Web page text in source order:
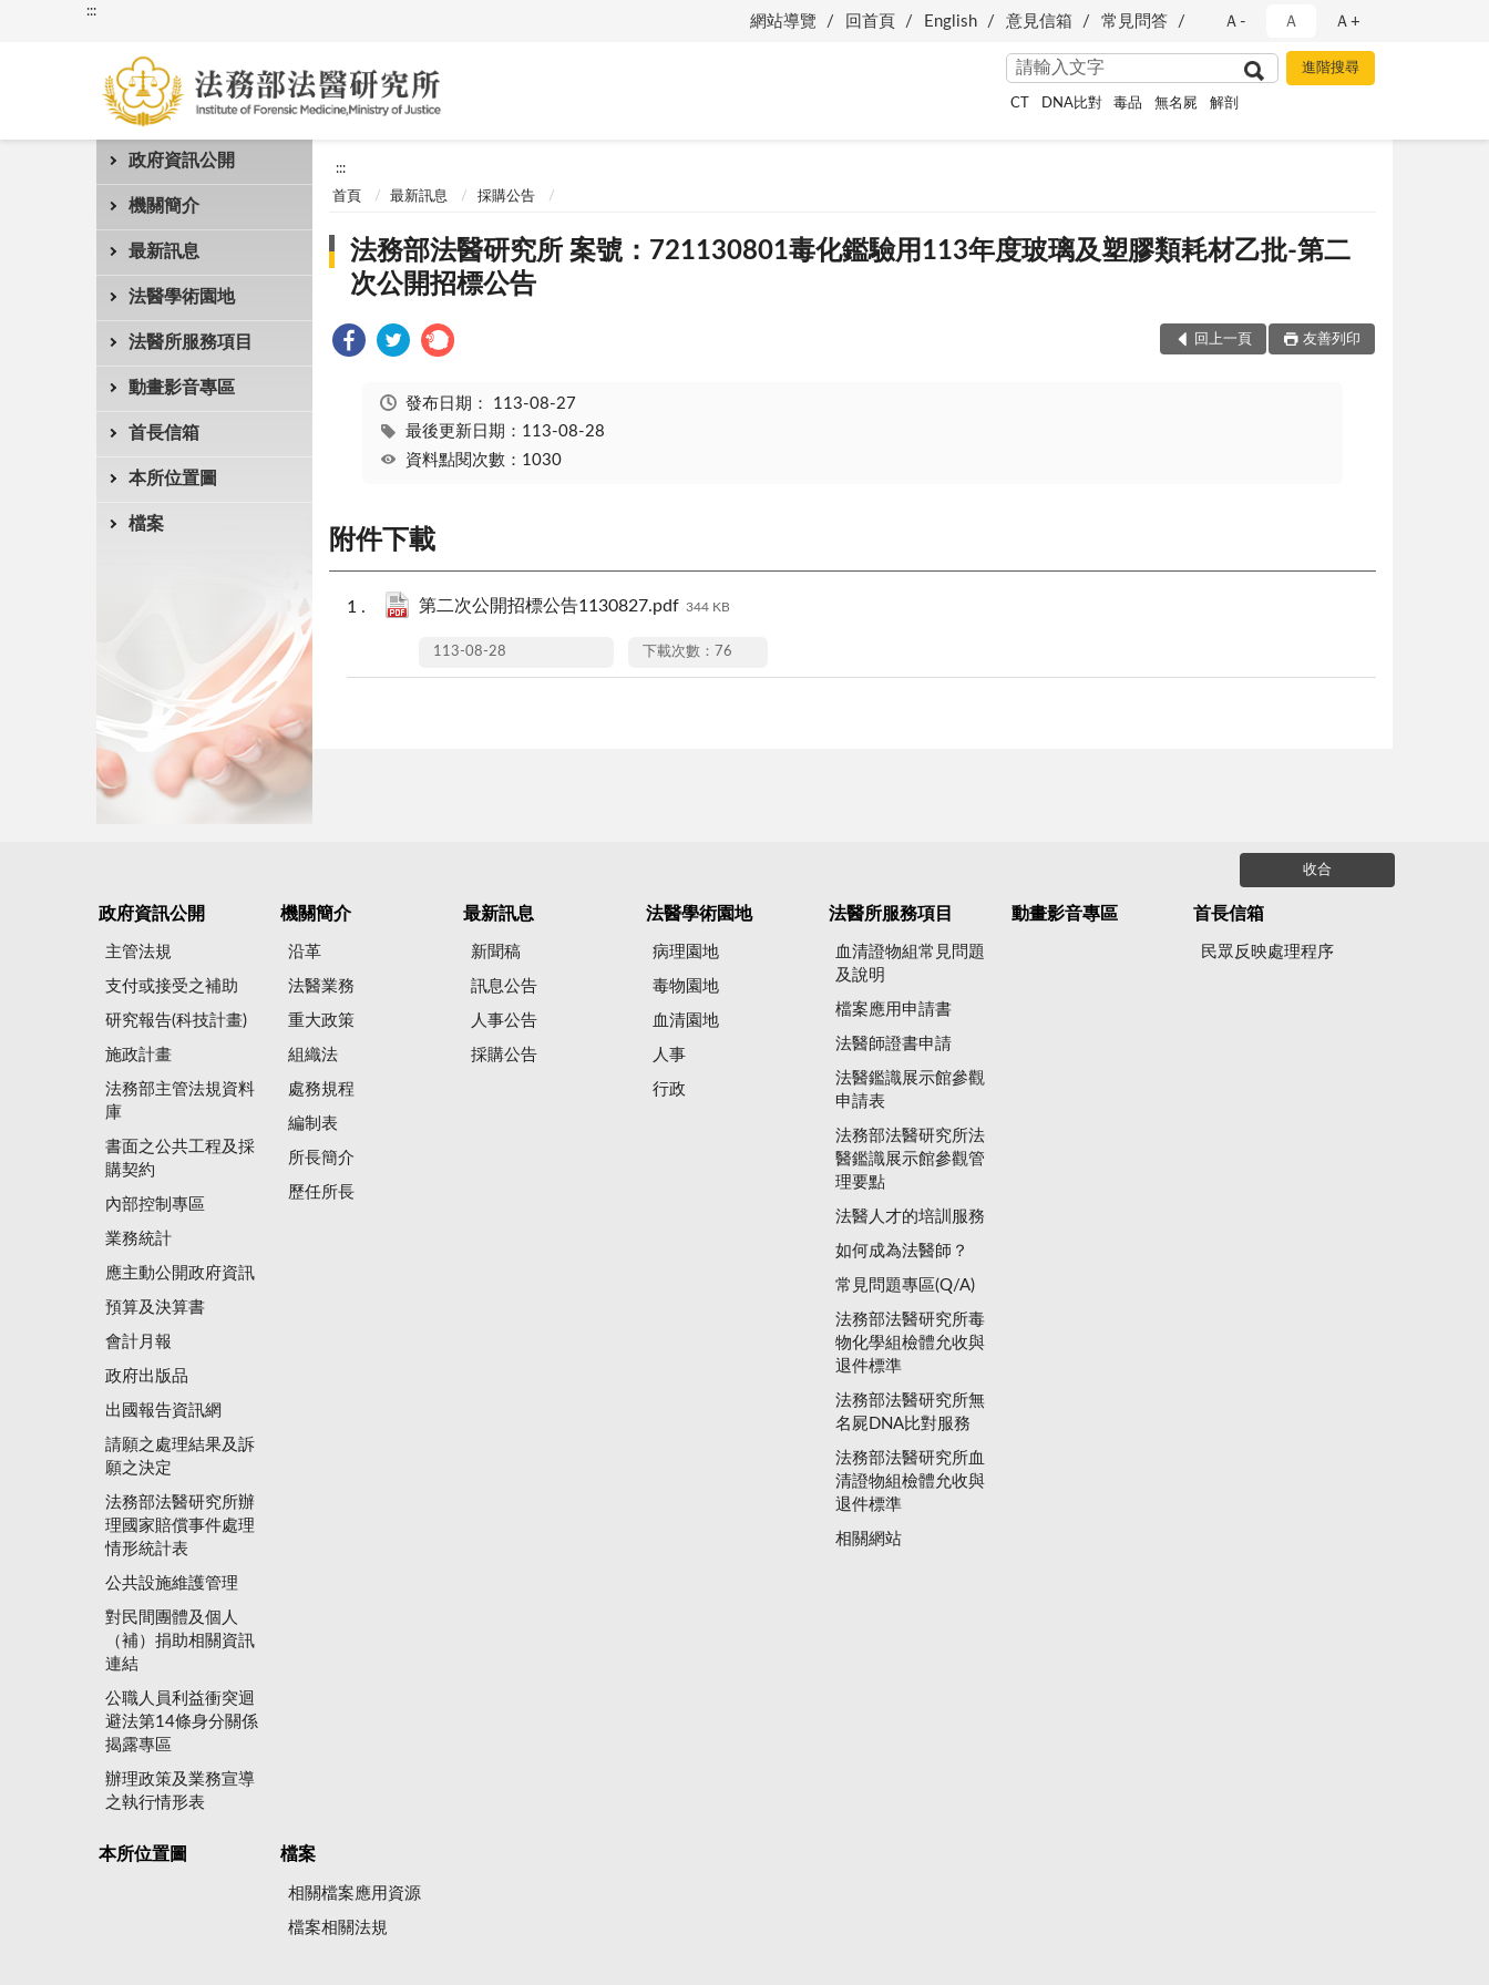
:::
網站導覽 回首頁 English 意見信箱 常見問答 Ａ- Ａ Ａ+
CT DNA比對 毒品 無名屍 解剖
政府資訊公開
機關簡介
最新訊息
法醫學術園地
法醫所服務項目
動畫影音專區
首長信箱
本所位置圖
檔案
:::
首頁 最新訊息 採購公告
法務部法醫研究所 案號：721130801毒化鑑驗用113年度玻璃及塑膠類耗材乙批-第二
次公開招標公告
回上一頁 友善列印
發布日期： 113-08-27
最後更新日期：113-08-28
資料點閱次數：1030
附件下載
第二次公開招標公告1130827.pdf 344 KB
113-08-28 下載次數：76
收合
政府資訊公開
主管法規
支付或接受之補助
研究報告(科技計畫)
施政計畫
法務部主管法規資料
庫
書面之公共工程及採
購契約
內部控制專區
業務統計
應主動公開政府資訊
預算及決算書
會計月報
政府出版品
出國報告資訊網
請願之處理結果及訴
願之決定
法務部法醫研究所辦
理國家賠償事件處理
情形統計表
公共設施維護管理
對民間團體及個人
（補）捐助相關資訊
連結
公職人員利益衝突迴
避法第14條身分關係
揭露專區
辦理政策及業務宣導
之執行情形表
機關簡介
沿革
法醫業務
重大政策
組織法
處務規程
編制表
所長簡介
歷任所長
最新訊息
新聞稿
訊息公告
人事公告
採購公告
法醫學術園地
病理園地
毒物園地
血清園地
人事
行政
法醫所服務項目
血清證物組常見問題
及說明
檔案應用申請書
法醫師證書申請
法醫鑑識展示館參觀
申請表
法務部法醫研究所法
醫鑑識展示館參觀管
理要點
法醫人才的培訓服務
如何成為法醫師？
常見問題專區(Q/A)
法務部法醫研究所毒
物化學組檢體允收與
退件標準
法務部法醫研究所無
名屍DNA比對服務
法務部法醫研究所血
清證物組檢體允收與
退件標準
相關網站
動畫影音專區 首長信箱
民眾反映處理程序
本所位置圖 檔案
相關檔案應用資源
檔案相關法規